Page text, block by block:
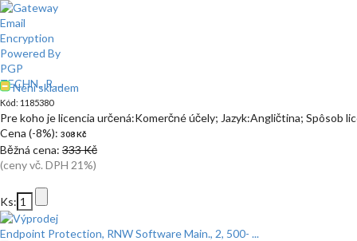
Není skladem
Kód: 1185380
Pre koho je licencia určená:Komerčné účely; Jazyk:Angličtina; Spôsob
Cena (-8%): 308 Kč
Běžná cena: 333 Kč
(ceny vč. DPH 21%)
Ks:
Endpoint Protection, RNW Software Main., 2, 500- ...